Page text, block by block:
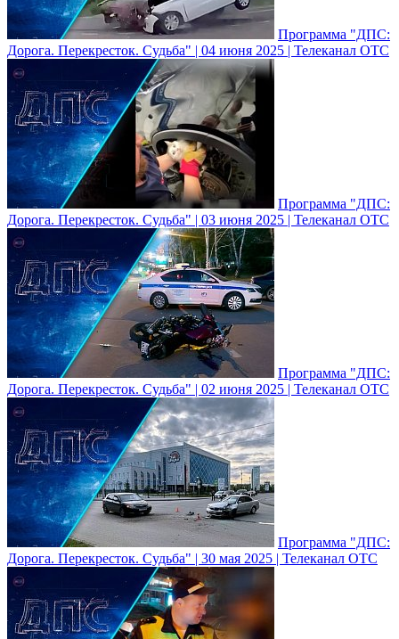
Программа "ДПС:
Дорога. Перекресток. Судьба" | 04 июня 2025 | Телеканал ОТС
Программа "ДПС:
Дорога. Перекресток. Судьба" | 03 июня 2025 | Телеканал ОТС
Программа "ДПС:
Дорога. Перекресток. Судьба" | 02 июня 2025 | Телеканал ОТС
Программа "ДПС:
Дорога. Перекресток. Судьба" | 30 мая 2025 | Телеканал ОТС